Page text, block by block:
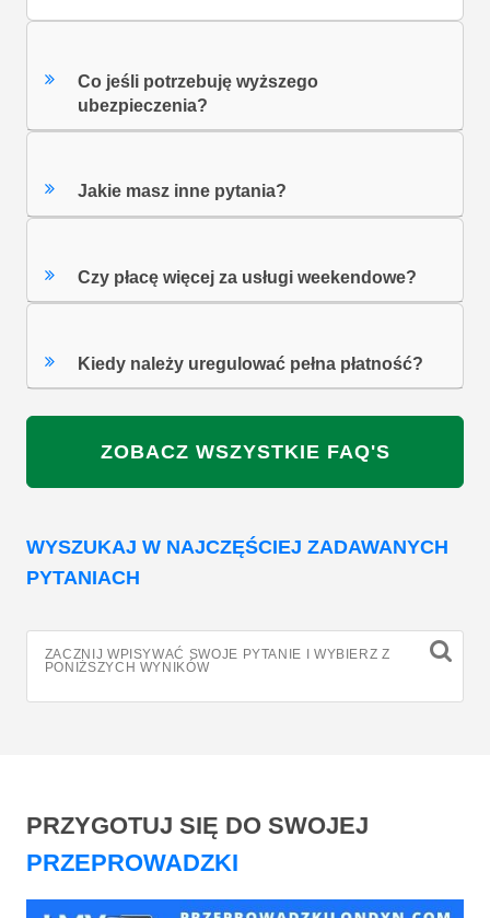
Co jeśli potrzebuję wyższego
ubezpieczenia?
Jakie masz inne pytania?
Czy płacę więcej za usługi weekendowe?
Kiedy należy uregulować pełna płatność?
ZOBACZ WSZYSTKIE FAQ'S
WYSZUKAJ W NAJCZĘŚCIEJ ZADAWANYCH
PYTANIACH
ZACZNIJ WPISYWAĆ SWOJE PYTANIE I WYBIERZ Z
PONIŻSZYCH WYNIKÓW
PRZYGOTUJ SIĘ DO SWOJEJ
PRZEPROWADZKI